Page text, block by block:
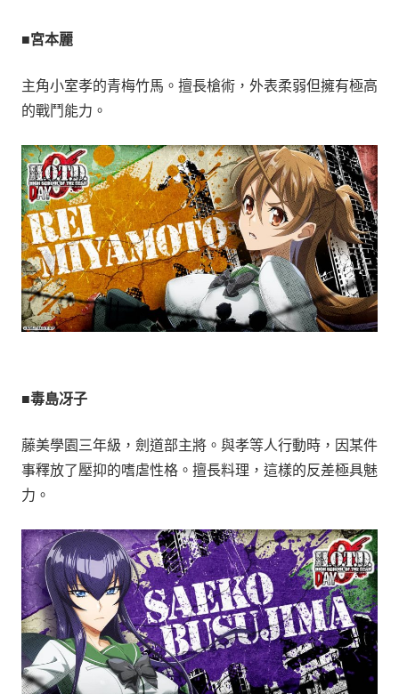
■宮本麗
主角小室孝的青梅竹馬。擅長槍術，外表柔弱但擁有極高
的戰鬥能力。
■毒島冴子
藤美學園三年級，劍道部主將。與孝等人行動時，因某件
事釋放了壓抑的嗜虐性格。擅長料理，這樣的反差極具魅
力。